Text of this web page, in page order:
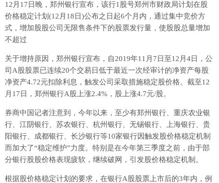
12月17日晚，郑州银行宣布，该行1股号郑州市财政局计划在股
价格稳定计划(12月18日)公布之日起6个月内，通过集中竞价方
式，增加股股公司无限售条件下的股票发行量，使股股总量增加
不超过
关于增持原因，郑州银行宣布，自2019年11月7日至12月4日，公
司A股股票已连续20个交易日低于最近一次经审计的净资产每股
净资产4.72元扣除利息，触发公司采取措施稳定股价格。截至12
月17日，郑州银行A股上涨2.4%，股上涨4.7元/股。
券商中国记者注意到，今年以来，至少有郑州银行、重庆农业银
行、江阴银行、苏农银行、杭州银行、无锡银行、上海银行、贵
阳银行、成都银行、长沙银行等10家银行因触发股价格稳定机制
而加大了“稳定维护”力度。特别是在今年第三季度之前，由于部
分银行股股价格表现疲软，继续破网，引发股价格稳定机制。
根据股价格稳定计划的要求，在银行A股股票上市后的3年内，例